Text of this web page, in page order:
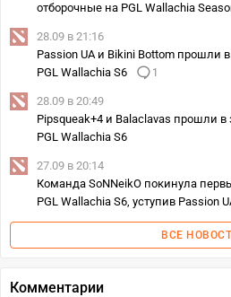
отборочные на PGL Wallachia
28.09 в 21:16
Passion UA и Bikini Bottom
PGL Wallachia S6
1
28.09 в 20:49
Pipsqueak+4 и Balaclavas прошли
PGL Wallachia S6
27.09 в 20:14
Команда SoNNeikO покинула
PGL Wallachia S6, уступив Passion
ВСЕ
Комментарии